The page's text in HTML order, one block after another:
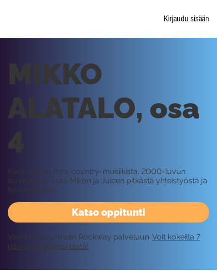
Kirjaudu sisään
Katso oppitunti
MIKKO
ALATALO, osa
4
Keskustelua mm. country-musiikista, 2000-luvun
levytyksistä sekä Mikon ja Juicen pitkästä yhteistyöstä ja
toveruudesta.
Vaatii kirjautumisen Rockway palveluun. Voit kokeilla 7
päivää ilmaiseksi tästä!